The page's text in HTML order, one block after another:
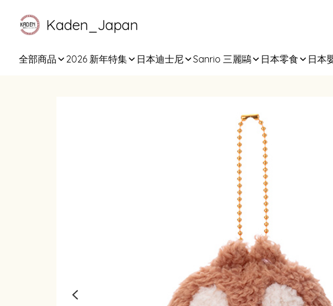
Kaden_Japan
全部商品 2026 新年特集 日本迪士尼 Sanrio 三麗鷗 日本零食 日本